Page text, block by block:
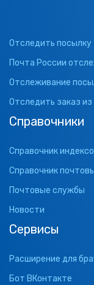
Отследить посылку
Почта России
Отслеживание
Отследить заказ из
Справочники
Справочник
Справочник
Почтовые службы
Новости
Сервисы
Расширение для
Бот ВКонтакте